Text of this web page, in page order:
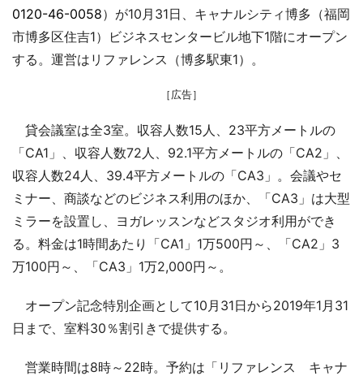
0120-46-0058）が10月31日、キャナルシティ博多（福岡
市博多区住吉1）ビジネスセンタービル地下1階にオープン
する。運営はリファレンス（博多駅東1）。
［広告］
貸会議室は全3室。収容人数15人、23平方メートルの
「CA1」、収容人数72人、92.1平方メートルの「CA2」、
収容人数24人、39.4平方メートルの「CA3」。会議やセ
ミナー、商談などのビジネス利用のほか、「CA3」は大型
ミラーを設置し、ヨガレッスンなどスタジオ利用ができ
る。料金は1時間あたり「CA1」1万500円～、「CA2」3
万100円～、「CA3」1万2,000円～。
オープン記念特別企画として10月31日から2019年1月31
日まで、室料30％割引きで提供する。
営業時間は8時～22時。予約は「リファレンス キャナ